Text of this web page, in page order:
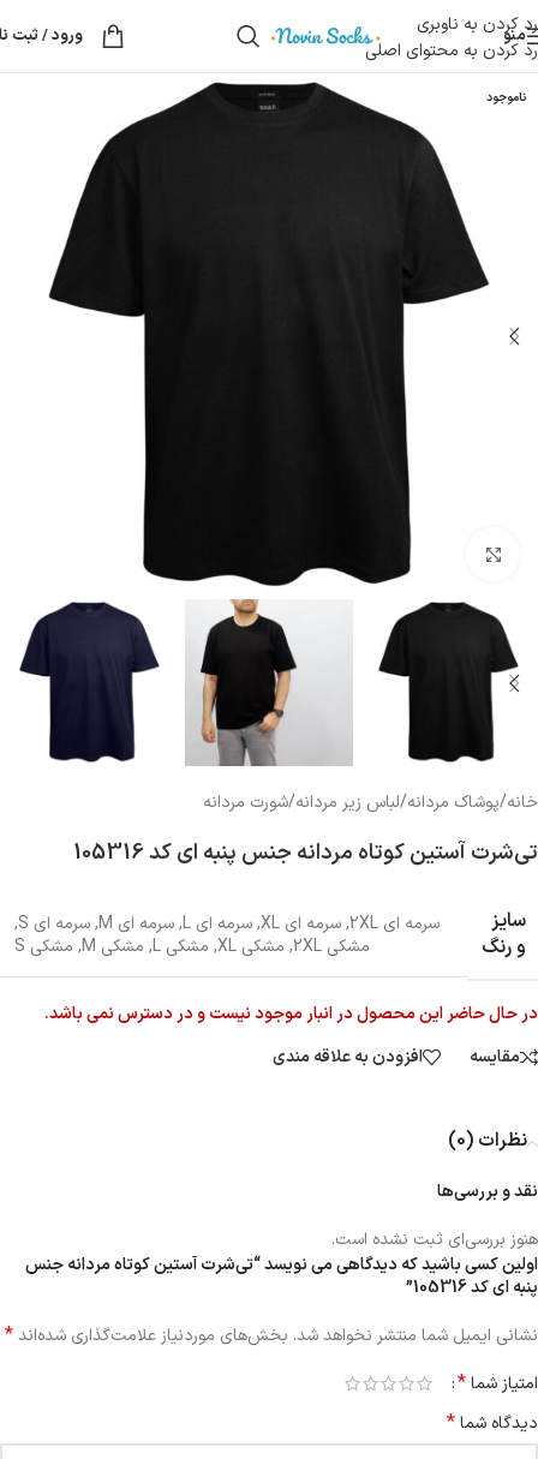
رد کردن به ناوبری
رد کردن به محتوای اصلی
منو ورود / ثبت
ناموجود
بزرگنمایی تصویر
خانه/پوشاک مردانه/لباس زیر مردانه/شورت مردانه
تی‌شرت آستین کوتاه مردانه جنس پنبه ای کد 105316
سایز
و رنگ
سرمه ای 2XL ,سرمه ای XL ,سرمه ای L ,سرمه ای M ,سرمه ای S
,
مشکی 2XL
, مشکی XL , مشکی L , مشکی M , مشکی S
در حال حاضر این محصول در انبار موجود نیست و در دسترس نمی باشد.
مقایسه
افزودن به علاقه مندی
نظرات (0)
نقد و بررسی‌ها
هنوز بررسی‌ای ثبت نشده است.
اولین کسی باشید که دیدگاهی می نویسد “تی‌شرت آستین کوتاه مردانه جنس
پنبه ای کد 105316”
نشانی ایمیل شما منتشر نخواهد شد. بخش‌های موردنیاز علامت‌گذاری شده‌اند*
امتیاز شما*
دیدگاه شما*